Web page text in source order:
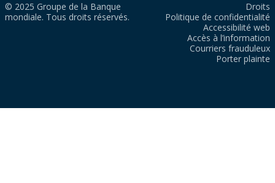
© 2025 Groupe de la Banque
mondiale. Tous droits réservés.
Droits
Politique de confidentialité
Accessibilité web
Accès à l’information
Courriers frauduleux
Porter plainte